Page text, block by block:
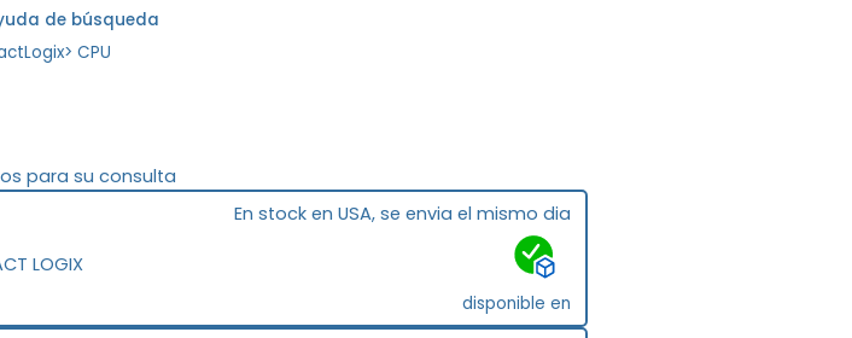
de búsqueda
> CPU
para su consulta
LOGIX
En stock en USA, se envia el mismo dia
disponible en